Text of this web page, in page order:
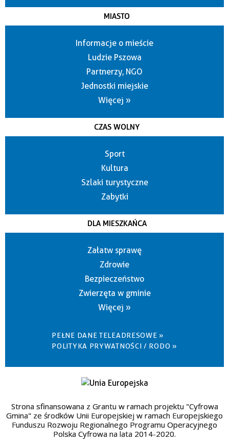
MIASTO
Informacje o mieście
Ludzie Pszowa
Partnerzy, NGO
Jednostki miejskie
Więcej »
CZAS WOLNY
Sport
Kultura
Szlaki turystyczne
Zabytki
DLA MIESZKAŃCA
Załatw sprawę
Zdrowie
Bezpieczeństwo
Zwierzęta w gminie
Więcej »
PEŁNE DANE TELEADRESOWE »
POLITYKA PRYWATNOŚCI / RODO »
Strona sfinansowana z Grantu w ramach projektu "Cyfrowa
Gmina" ze środków Unii Europejskiej w ramach Europejskiego
Funduszu Rozwoju Regionalnego Programu Operacyjnego
Polska Cyfrowa na lata 2014-2020.